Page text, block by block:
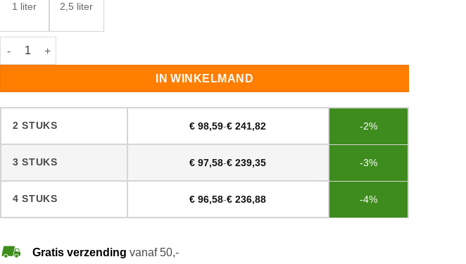
1 liter 2,5 liter
Rubio Monocoat Hybrid Wood Protector Taupe aantal
IN WINKELMAND
2 STUKS € 98,59-€ 241,82 -2%
3 STUKS € 97,58-€ 239,35 -3%
4 STUKS € 96,58-€ 236,88 -4%
Gratis verzending vanaf 50,-